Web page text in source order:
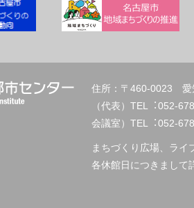
住所：〒460-0023 愛
（代表）
会議室）TEL︓052-
まちづくり広場、ライ
各休館日につきまして